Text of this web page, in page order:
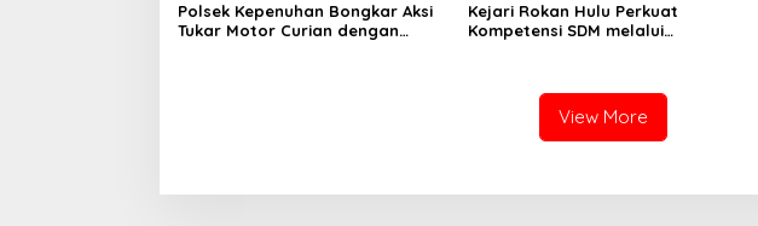
Polsek Kepenuhan Bongkar Aksi
Tukar Motor Curian dengan
Kejari Rokan Hulu Perkuat
Kompetensi SDM melalui
View More